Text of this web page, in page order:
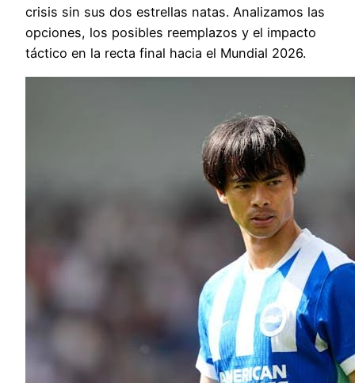
crisis sin sus dos estrellas natas. Analizamos las
opciones, los posibles reemplazos y el impacto
táctico en la recta final hacia el Mundial 2026.